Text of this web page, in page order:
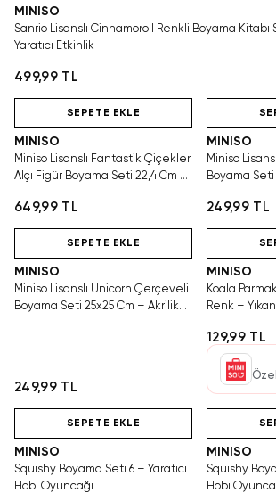
MINISO
Sanrio Lisanslı Cinnamoroll Renkli Boyama Kitabı
Yaratıcı Etkinlik
499,99 TL
SEPETE EKLE
MINISO
Miniso Lisanslı Fantastik Çiçekler
Alçı Figür Boyama Seti 22,4 Cm –
649,99 TL
MINISO
Miniso
Boyama Seti
249,99 TL
SEPETE EKLE
MINISO
Miniso Lisanslı Unicorn Çerçeveli
Boyama Seti 25x25 Cm – Akrilik
249,99 TL
MINISO
Koala
Renk –
129,99 TL
SEPETE EKLE
MINISO
Squishy Boyama Seti 6 – Yaratıcı
Hobi Oyuncağı
MINISO
Squishy
Hobi